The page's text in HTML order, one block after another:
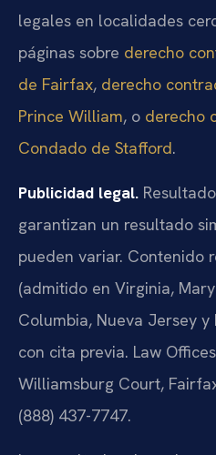
legales en localidades
páginas sobre derecho
de Fairfax, derecho
Prince William, o derecho
Condado de Stafford.
Publicidad legal.
garantizan un resultado
pueden variar. Contenido
(admitido en Virginia,
Columbia, Nueva Jersey y
con cita previa. Law
Williamsburg Court,
(888) 437-7747.